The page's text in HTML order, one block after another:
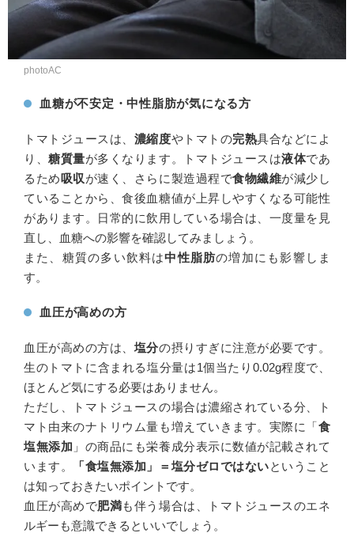
photoAC
血糖が不安定・中性脂肪が気になる方
トマトジュースは、 濃縮度やトマトの完熟具合などによ
り、糖質量が多くなります。トマトジュースは液体であ
るため吸収が速く、さらに製造過程で食物繊維が減少し
ていることから、食後血糖値が上昇しやすくなる可能性
があります。日常的に飲用している場合は、一度量を見
直し、血糖への影響を確認してみましょう。
また、糖質の多い飲料は中性脂肪の増加にも影響しま
す。
血圧が高めの方
血圧が高めの方は、 塩分の摂りすぎに注意が必要です。
生のトマトに含まれる塩分量は1個当たり0.02g程度で、
ほとんど気にする必要はありません。
ただし、トマトジュースの場合は濃縮されている分、ト
マト由来のナトリウム量も増えていきます。実際に「食
塩無添加 」の商品にも栄養成分表示に数値が記載されて
います。
「食塩無添加」＝ 塩分ゼロではないということ
は知っておきたいポイントです。
血圧が高めで肥満も伴う場合は、トマトジュースのエネ
ルギーも意識できるといいでしょう。